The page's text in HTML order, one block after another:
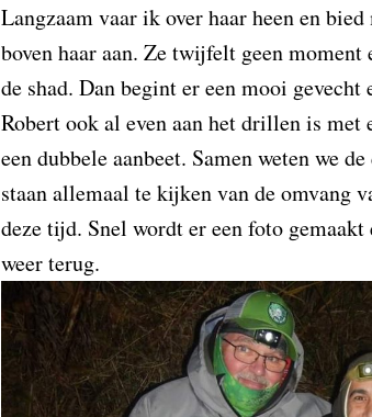
Langzaam vaar ik over haar heen en
boven haar aan. Ze twijfelt geen
de shad. Dan begint er een mooi
Robert ook al even aan het drillen is met
een dubbele aanbeet. Samen weten we
staan allemaal te kijken van de omvang
deze tijd. Snel wordt er een foto
weer terug.